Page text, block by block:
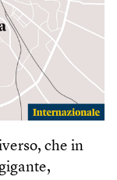
che in